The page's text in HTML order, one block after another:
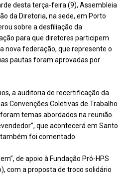
desta terça-feira (9), Assembleia
da Diretoria, na sede, em Porto
sobre a desfiliação da
para que diretores participem
nova federação, que represente o
pautas foram aprovadas por
a auditoria de recertificação da
Convenções Coletivas de Trabalho
temas abordados na reunião.
que acontecerá em Santo
foi comentado.
de apoio à Fundação Pró-HPS
com a proposta de troco solidário